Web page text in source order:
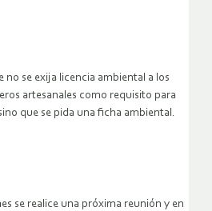
no se exija licencia ambiental a los
artesanales como requisito para
que se pida una ficha ambiental.
se realice una próxima reunión y en